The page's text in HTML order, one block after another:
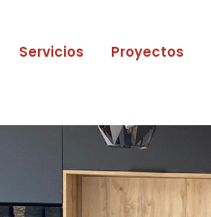
Servicios Proyectos